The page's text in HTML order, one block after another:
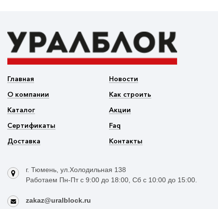
Главная
О компании
Каталог
Сертификаты
Доставка
Новости
Как строить
Акции
Faq
Контакты
г. Тюмень, ул.Холодильная 138
Работаем Пн-Пт с 9:00 до 18:00, Сб с 10:00 до 15:00.
zakaz@uralblock.ru